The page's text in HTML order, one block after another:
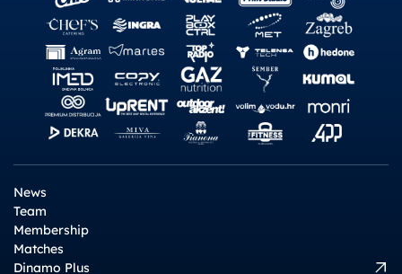
News
Team
Membership
Matches
Dinamo Plus